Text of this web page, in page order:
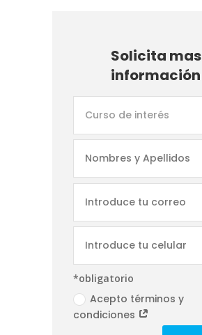
Solicita mas
información
*obligatorio
Acepto términos y
condiciones